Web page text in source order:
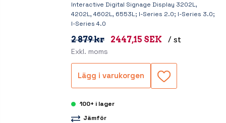
Interactive Digital Signage Display 3202L,
4202L, 4602L, 6553L; I-Series 2.0; I-Series 3.0;
I-Series 4.0
2 879 kr 2447,15 SEK / st
Exkl. moms
Lägg i varukorgen
100+ i lager
Jämför